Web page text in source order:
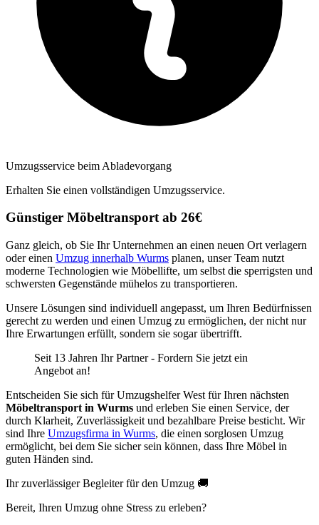
Umzugsservice beim Abladevorgang
Erhalten Sie einen vollständigen Umzugsservice.
Günstiger Möbeltransport ab 26€
Ganz gleich, ob Sie Ihr Unternehmen an einen neuen Ort verlagern
oder einen Umzug innerhalb Wurms planen, unser Team nutzt
moderne Technologien wie Möbellifte, um selbst die sperrigsten und
schwersten Gegenstände mühelos zu transportieren.
Unsere Lösungen sind individuell angepasst, um Ihren Bedürfnissen
gerecht zu werden und einen Umzug zu ermöglichen, der nicht nur
Ihre Erwartungen erfüllt, sondern sie sogar übertrifft.
Seit 13 Jahren Ihr Partner - Fordern Sie jetzt ein
Angebot an!
Entscheiden Sie sich für Umzugshelfer West für Ihren nächsten
Möbeltransport in Wurms und erleben Sie einen Service, der
durch Klarheit, Zuverlässigkeit und bezahlbare Preise besticht. Wir
sind Ihre Umzugsfirma in Wurms, die einen sorglosen Umzug
ermöglicht, bei dem Sie sicher sein können, dass Ihre Möbel in
guten Händen sind.
Ihr zuverlässiger Begleiter für den Umzug 🚚
Bereit, Ihren Umzug ohne Stress zu erleben?